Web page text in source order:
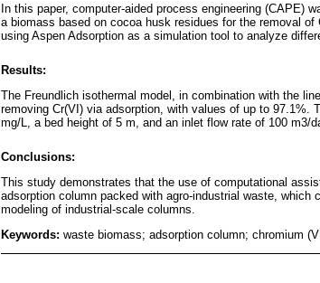
In this paper, computer-aided process engineering (CAPE)
a biomass based on cocoa husk residues for the removal
using Aspen Adsorption as a simulation tool to analyze
Results:
The Freundlich isothermal model, in combination with the
removing Cr(VI) via adsorption, with values of up to 97.1%.
mg/L, a bed height of 5 m, and an inlet flow rate of 100 m3/
Conclusions:
This study demonstrates that the use of computational
adsorption column packed with agro-industrial waste,
modeling of industrial-scale columns.
Keywords: waste biomass; adsorption column; chromium